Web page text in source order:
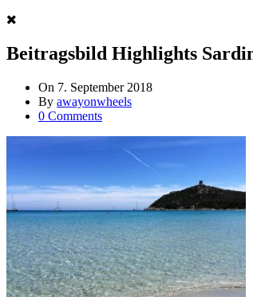
Beitragsbild Highlights
On 7. September 2018
By awayonwheels
0 Comments